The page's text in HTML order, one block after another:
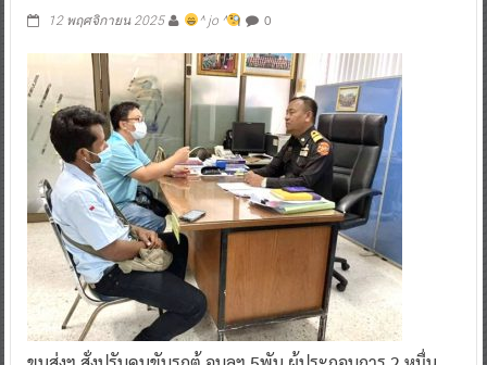
12 พฤศจิกายน 2025 ^ jo ^ 0